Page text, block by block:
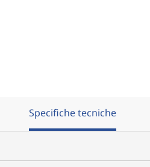
Specifiche tecniche